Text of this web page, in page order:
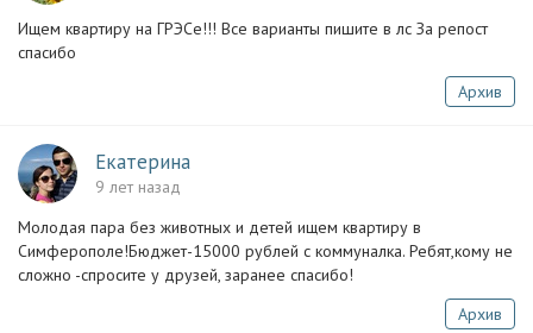
Ищем квартиру на ГРЭСе!!! Все варианты пишите в лс За репост
спасибо
Архив
Екатерина
9 лет назад
Молодая пара без животных и детей ищем квартиру в
Симферополе!Бюджет-15000 рублей с коммуналка. Ребят,кому не
сложно -спросите у друзей, заранее спасибо!
Архив